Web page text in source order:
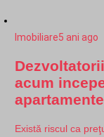
Imobiliare5 ani ago
acum
Există riscul ca